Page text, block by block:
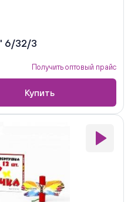
6/32/3
Получить оптовый прайс
Купить